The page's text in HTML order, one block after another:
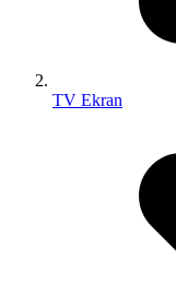
TV Ekran